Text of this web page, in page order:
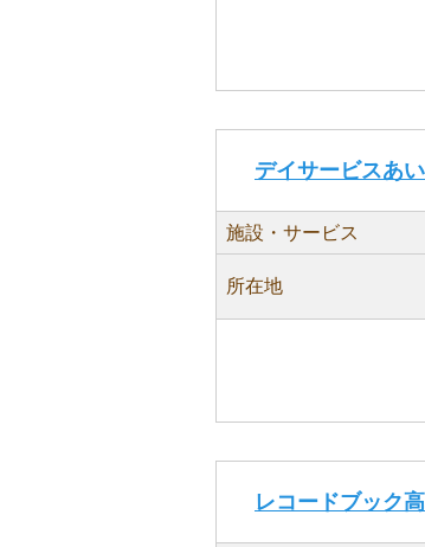
デイサービスあ
施設・サービス
所在地
レコードブック